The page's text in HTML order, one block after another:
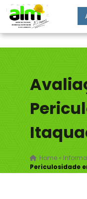
Home»
Periculosidade